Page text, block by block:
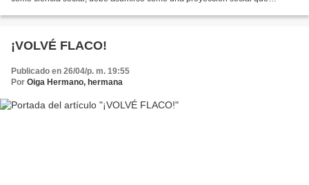
¡VOLVÉ FLACO!
Publicado en 26/04/p. m. 19:55
Por Oiga Hermano, hermana